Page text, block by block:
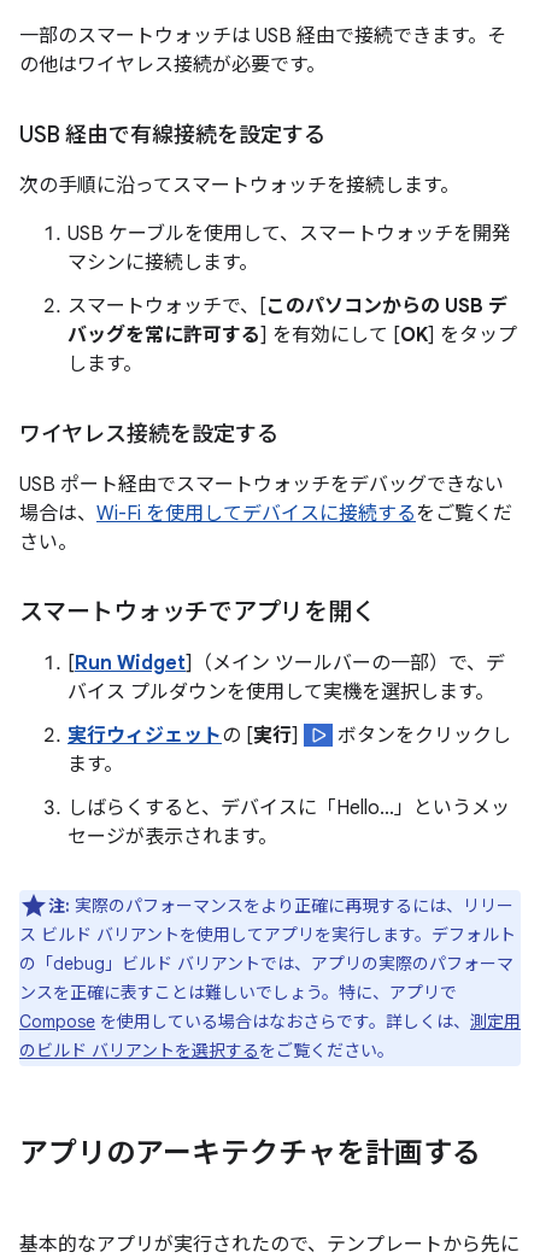
一部のスマートウォッチは USB 経由で接続できます。そ
の他はワイヤレス接続が必要です。
USB 経由で有線接続を設定する
次の手順に沿ってスマートウォッチを接続します。
USB ケーブルを使用して、スマートウォッチを開発
マシンに接続します。
スマートウォッチで、[このパソコンからの USB デ
バッグを常に許可する] を有効にして [OK] をタップ
します。
ワイヤレス接続を設定する
USB ポート経由でスマートウォッチをデバッグできない
場合は、 Wi-Fi を使用してデバイスに接続するをご覧くだ
さい。
スマートウォッチでアプリを開く
[Run Widget]（メイン ツールバーの一部）で、デ
バイス プルダウンを使用して実機を選択します。
実行ウィジェットの [実行]
ボタンをクリックし
ます。
しばらくすると、デバイスに「Hello...」というメッ
セージが表示されます。
注: 実際のパフォーマンスをより正確に再現するには、リリー
ス ビルド バリアントを使用してアプリを実行します。デフォルト
の「debug」ビルド バリアントでは、アプリの実際のパフォーマ
ンスを正確に表すことは難しいでしょう。特に、アプリで
Compose を使用している場合はなおさらです。詳しくは、 測定用
のビルド バリアントを選択するをご覧ください。
アプリのアーキテクチャを計画する
基本的なアプリが実行されたので、テンプレートから先に